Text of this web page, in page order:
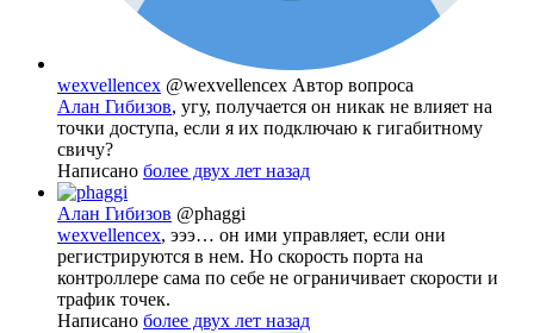
wexvellencex @wexvellencex Автор вопроса
Алан Гибизов, угу, получается он никак не влияет на
точки доступа, если я их подключаю к гигабитному
свичу?
Написано более двух лет назад
Алан Гибизов @phaggi
wexvellencex, эээ… он ими управляет, если они
регистрируются в нем. Но скорость порта на
контроллере сама по себе не ограничивает скорости и
трафик точек.
Написано более двух лет назад